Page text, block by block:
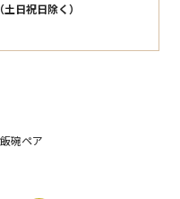
日祝日除く）
飯碗ペア